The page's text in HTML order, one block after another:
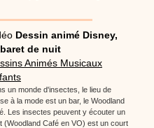
Dessin animé Disney,
de nuit
Animés Musicaux
un monde d'insectes, le lieu de
à la mode est un bar, le Woodland
Les insectes peuvent y écouter un
(Woodland Café en VO) est un court